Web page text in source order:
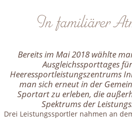
In familiärer
Bereits im Mai 2018 wählte
Ausgleichssporttages
Heeressportleistungszentrums
man sich erneut in der
Sportart zu erleben, die
Spektrums der
Drei Leistungssportler nahmen an